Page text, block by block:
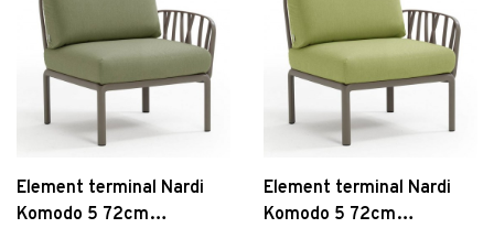
Element terminal Nardi
Komodo 5 72cm
Element terminal Nardi
Komodo 5 72cm